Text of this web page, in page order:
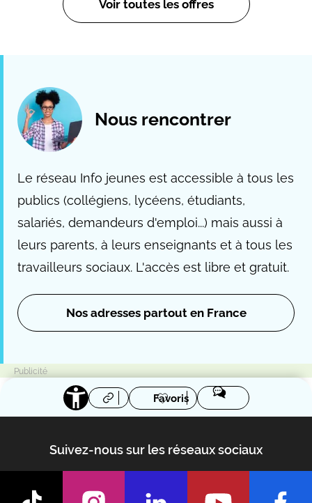
Voir toutes les offres
Nous rencontrer
Le réseau Info jeunes est accessible à tous les
publics (collégiens, lycéens, étudiants,
salariés, demandeurs d'emploi...) mais aussi à
leurs parents, à leurs enseignants et à tous les
travailleurs sociaux. L'accès est libre et gratuit.
Nos adresses partout en France
Favoris
Suivez-nous sur les réseaux sociaux